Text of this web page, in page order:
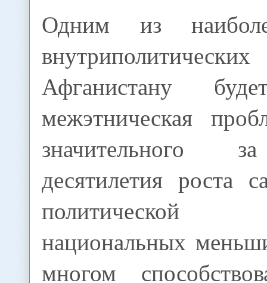
Одним из
Афганистану
межэтническая
значительного
десятилетия роста
политической
национальных
многом